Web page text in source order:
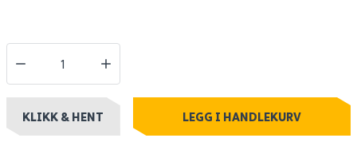
KLIKK & HENT LEGG I HANDLEKURV